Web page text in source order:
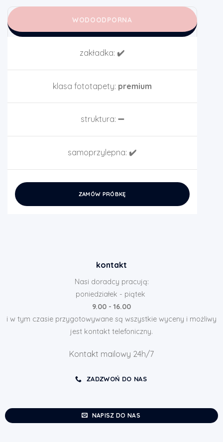
WODOODPORNA
zakładka: ✔️
klasa fototapety: premium
struktura: ➖
samoprzylepna: ✔️
ZAMÓW PRÓBKĘ
kontakt
Nasi doradcy pracują:
poniedziałek - piątek
9.00 - 16.00
i w tym czasie przygotowywane są wszystkie wyceny i możliwy
jest kontakt telefoniczny.
Kontakt mailowy 24h/7
ZADZWOŃ DO NAS
NAPISZ DO NAS